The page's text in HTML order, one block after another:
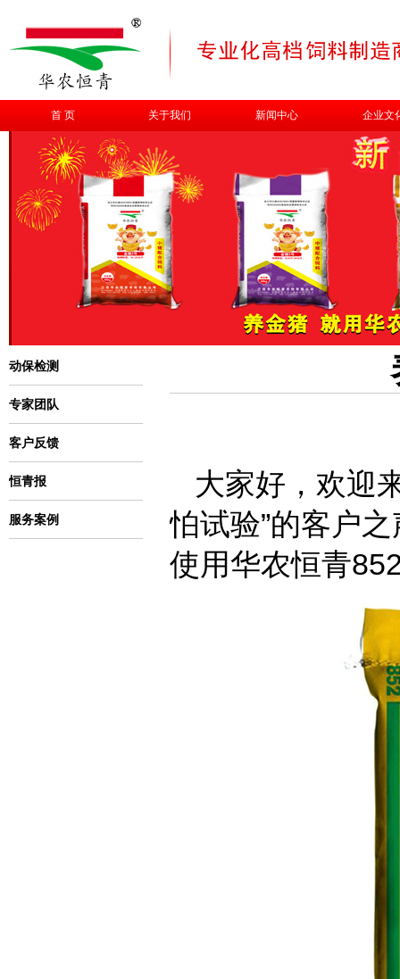
首 页 关于我们 新闻中心 企业文
动保检测
专家团队
客户反馈
恒青报
服务案例
大家好，欢迎
怕试验”的客户
使用华农恒青